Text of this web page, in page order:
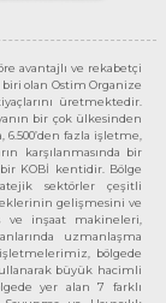
avantajlı ve rekabetçi
olan Ostim Organize
üretmektedir.
bir çok ülkesinden
6.500’den fazla işletme,
karşılanmasında bir
KOBİ kentidir. Bölge
sektörler çeşitli
gelişmesini ve
ve inşaat makineleri,
uzmanlaşma
bölgede
büyük hacimli
yer alan 7 farklı